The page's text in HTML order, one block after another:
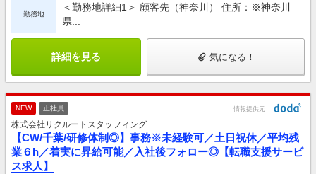
勤務地
＜勤務地詳細1＞ 顧客先（神奈川） 住所：※神奈川
県...
詳細を見る 気になる！
NEW 正社員 情報提供元
株式会社リクルートスタッフィング
【CW/千葉/研修体制◎】事務※未経験可／土日祝休／平均残
業６h／着実に昇給可能／入社後フォロー◎【転職支援サービ
ス求人】